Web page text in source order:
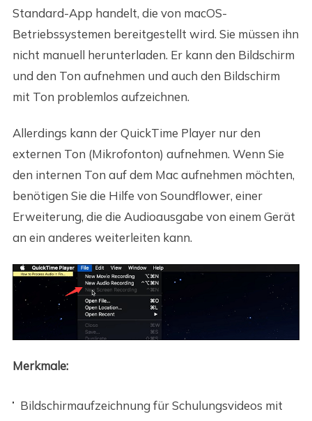
Standard-App handelt, die von macOS-
Betriebssystemen bereitgestellt wird. Sie müssen ihn
nicht manuell herunterladen. Er kann den Bildschirm
und den Ton aufnehmen und auch den Bildschirm
mit Ton problemlos aufzeichnen.
Allerdings kann der QuickTime Player nur den
externen Ton (Mikrofonton) aufnehmen. Wenn Sie
den internen Ton auf dem Mac aufnehmen möchten,
benötigen Sie die Hilfe von Soundflower, einer
Erweiterung, die die Audioausgabe von einem Gerät
an ein anderes weiterleiten kann.
Merkmale:
Bildschirmaufzeichnung für Schulungsvideos mit